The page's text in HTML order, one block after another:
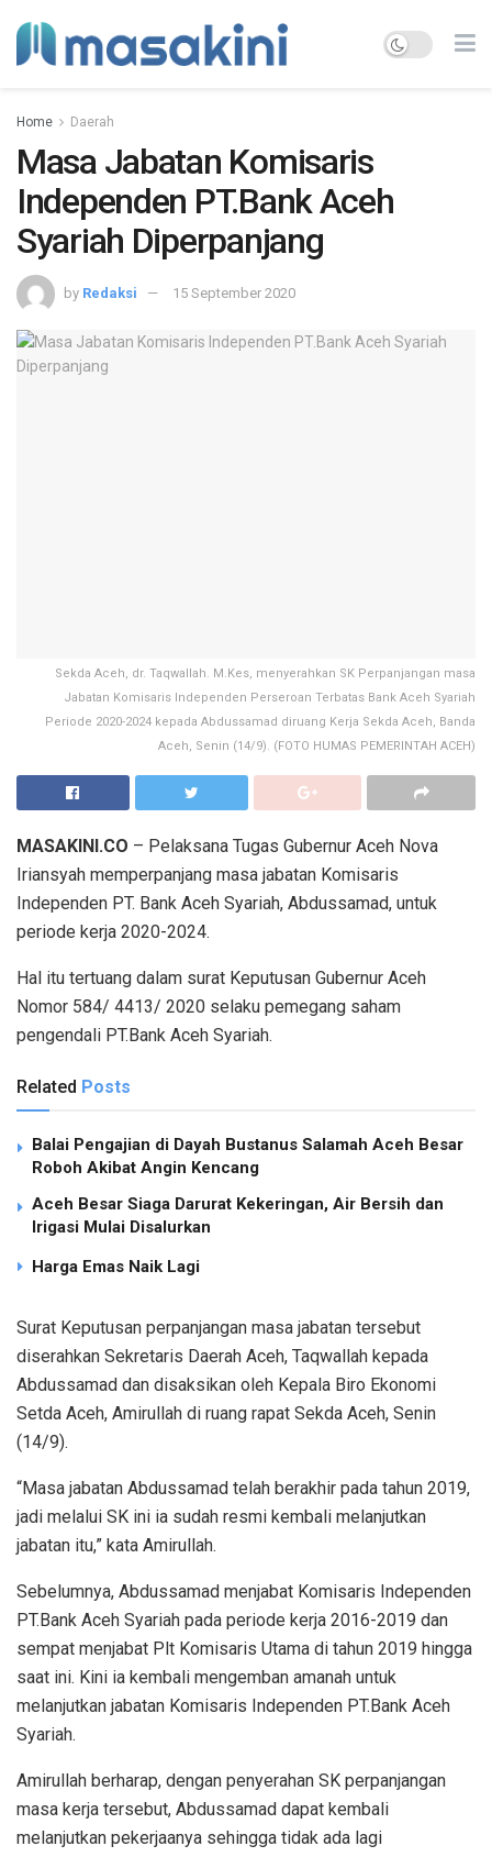
Home Daerah
Masa Jabatan Komisaris
Independen PT.Bank Aceh
Syariah Diperpanjang
by Redaksi 15 September 2020
Sekda Aceh, dr. Taqwallah. M.Kes, menyerahkan SK Perpanjangan masa
Jabatan Komisaris Independen Perseroan Terbatas Bank Aceh Syariah
Periode 2020-2024 kepada Abdussamad diruang Kerja Sekda Aceh, Banda
Aceh, Senin (14/9). (FOTO HUMAS PEMERINTAH ACEH)
MASAKINI.CO – Pelaksana Tugas Gubernur Aceh Nova
Iriansyah memperpanjang masa jabatan Komisaris
Independen PT. Bank Aceh Syariah, Abdussamad, untuk
periode kerja 2020-2024.
Hal itu tertuang dalam surat Keputusan Gubernur Aceh
Nomor 584/ 4413/ 2020 selaku pemegang saham
pengendali PT.Bank Aceh Syariah.
Related Posts
Balai Pengajian di Dayah Bustanus Salamah Aceh Besar
Roboh Akibat Angin Kencang
Aceh Besar Siaga Darurat Kekeringan, Air Bersih dan
Irigasi Mulai Disalurkan
Harga Emas Naik Lagi
Surat Keputusan perpanjangan masa jabatan tersebut
diserahkan Sekretaris Daerah Aceh, Taqwallah kepada
Abdussamad dan disaksikan oleh Kepala Biro Ekonomi
Setda Aceh, Amirullah di ruang rapat Sekda Aceh, Senin
(14/9).
“Masa jabatan Abdussamad telah berakhir pada tahun 2019,
jadi melalui SK ini ia sudah resmi kembali melanjutkan
jabatan itu,” kata Amirullah.
Sebelumnya, Abdussamad menjabat Komisaris Independen
PT.Bank Aceh Syariah pada periode kerja 2016-2019 dan
sempat menjabat Plt Komisaris Utama di tahun 2019 hingga
saat ini. Kini ia kembali mengemban amanah untuk
melanjutkan jabatan Komisaris Independen PT.Bank Aceh
Syariah.
Amirullah berharap, dengan penyerahan SK perpanjangan
masa kerja tersebut, Abdussamad dapat kembali
melanjutkan pekerjaanya sehingga tidak ada lagi